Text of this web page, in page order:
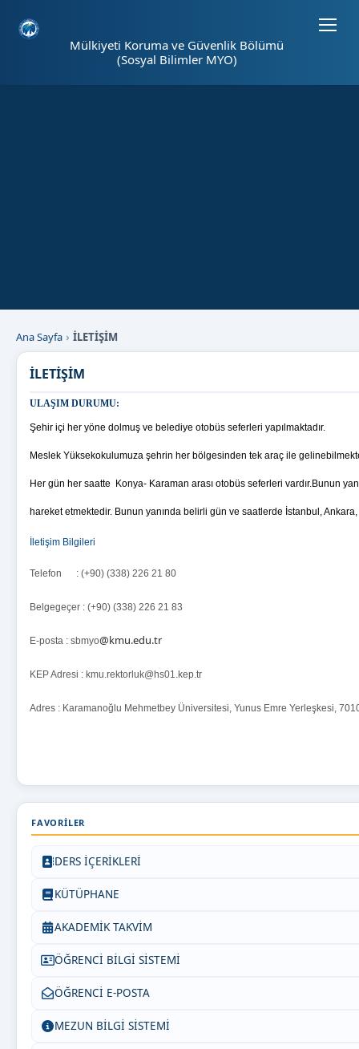
Mülkiyeti Koruma ve Güvenlik Bölümü
(Sosyal Bilimler MYO)
Ana Sayfa İLETİŞİM
İLETİŞİM
ULAŞIM DURUMU:
Şehir içi her yöne dolmuş ve belediye otobüs seferleri yapılmaktadır.
Meslek Yüksekokulumuza şehrin her bölgesinden tek araç ile
Her gün her saatte Konya- Karaman arası otobüs seferleri vardır.Bunun
hareket etmektedir. Bunun yanında belirli gün ve saatlerde İstanbul,
İletişim Bilgileri
Telefon : (+90) (338) 226 21 80
Belgegeçer : (+90) (338) 226 21 83
E-posta : sbmyo@kmu.edu.tr
KEP Adresi : kmu.rektorluk@hs01.kep.tr
Adres : Karamanoğlu Mehmetbey Üniversitesi, Yunus Emre Yerleşkesi,
FAVORILER
DERS İÇERİKLERİ
KÜTÜPHANE
AKADEMİK TAKVİM
ÖĞRENCİ BİLGİ SİSTEMİ
ÖĞRENCİ E-POSTA
MEZUN BİLGİ SİSTEMİ